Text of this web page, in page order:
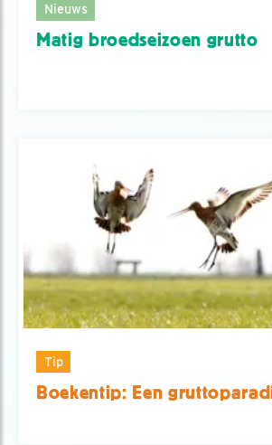
Nieuws
Matig broedseizoen grutto
Tip
Boekentip: Een